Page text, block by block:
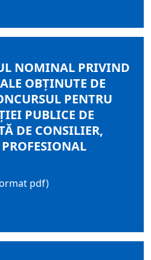
NOMINAL PRIVIND
OBŢINUTE DE
PENTRU
PUBLICE DE
DE CONSILIER,
pdf)